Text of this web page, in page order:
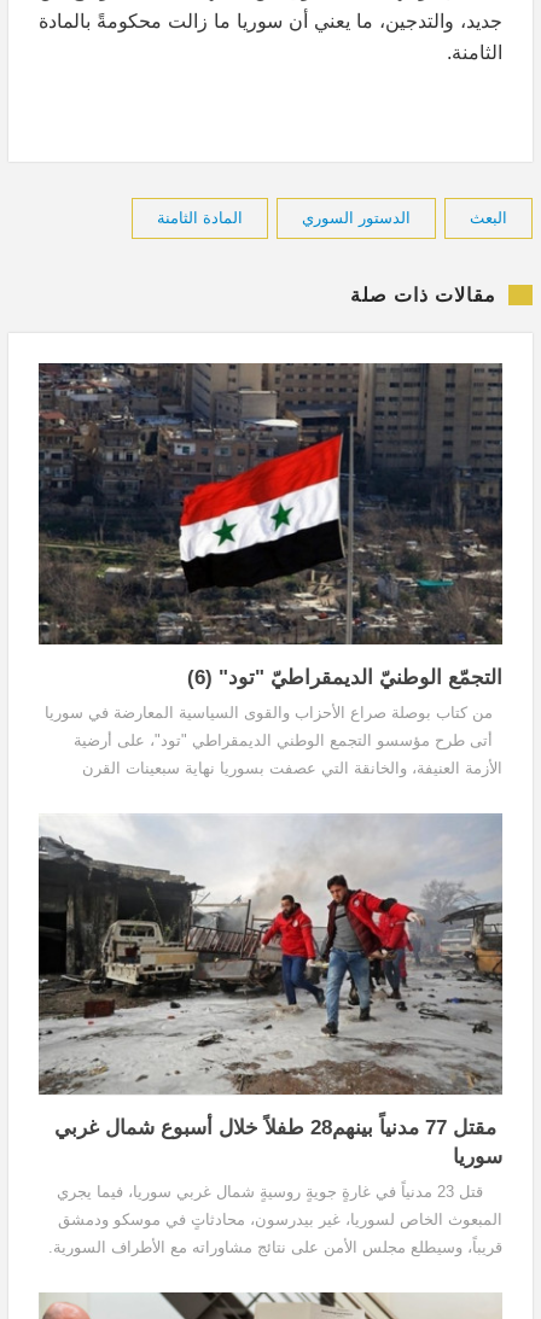
جديد، والتدجين، ما يعني أن سوريا ما زالت محكومةً بالمادة
الثامنة.
البعث الدستور السوري المادة الثامنة
مقالات ذات صلة
التجمّع الوطنيّ الديمقراطيّ "تود" (6)
من كتاب بوصلة صراع الأحزاب والقوى السياسية المعارضة في سوريا
أتى طرح مؤسسو التجمع الوطني الديمقراطي "تود"، على أرضية
الأزمة العنيفة، والخانقة التي عصفت بسوريا نهاية سبعينات القرن
مقتل 77 مدنياً بينهم28 طفلاً خلال أسبوع شمال غربي
سوريا
قتل 23 مدنياً في غارةٍ جويةٍ روسيةٍ شمال غربي سوريا، فيما يجري
المبعوث الخاص لسوريا، غير بيدرسون، محادثاتٍ في موسكو ودمشق
قريباً، وسيطلع مجلس الأمن على نتائج مشاوراته مع الأطراف السورية.